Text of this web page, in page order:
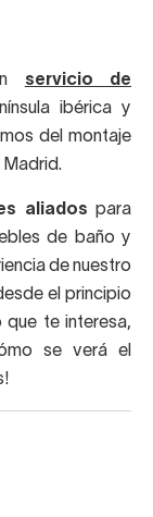
servicio de
ibérica y
del montaje
Madrid.
aliados para
de baño y
de nuestro
el principio
que te interesa,
se verá el